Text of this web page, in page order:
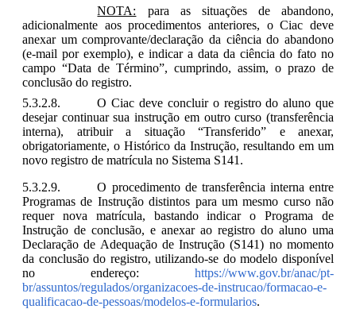
NOTA: para as situações de abandono,
adicionalmente aos procedimentos anteriores, o Ciac deve
anexar um comprovante/declaração da ciência do abandono
(e-mail por exemplo), e indicar a data da ciência do fato no
campo “Data de Término”, cumprindo, assim, o prazo de
conclusão do registro.
O Ciac deve concluir o registro do aluno que
desejar continuar sua instrução em outro curso (transferência
interna), atribuir a situação “Transferido” e anexar,
obrigatoriamente, o Histórico da Instrução, resultando em um
novo registro de matrícula no Sistema S141.
O procedimento de transferência interna entre
Programas de Instrução distintos para um mesmo curso não
requer nova matrícula, bastando indicar o Programa de
Instrução de conclusão, e anexar ao registro do aluno uma
Declaração de Adequação de Instrução (S141) no momento
da conclusão do registro, utilizando-se do modelo disponível
no endereço: https://www.gov.br/anac/pt-
br/assuntos/regulados/organizacoes-de-instrucao/formacao-e-
qualificacao-de-pessoas/modelos-e-formularios.